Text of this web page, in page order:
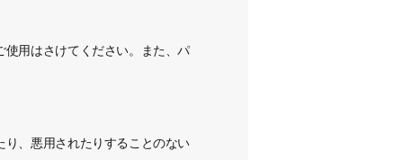
用はさけてください。 また、パ
、悪用されたりすることのない